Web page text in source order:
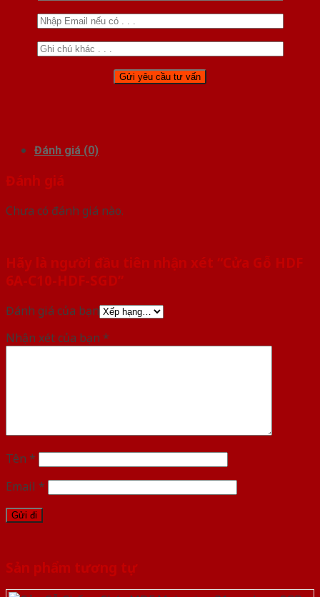
Đánh giá (0)
Đánh giá
Chưa có đánh giá nào.
Hãy là người đầu tiên nhận xét “Cửa Gỗ HDF
6A-C10-HDF-SGD”
Đánh giá của bạn
Nhận xét của bạn *
Tên *
Email *
Sản phẩm tương tự